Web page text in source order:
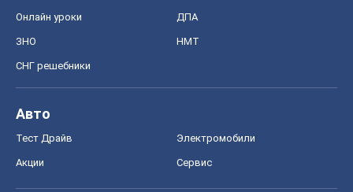
Онлайн уроки ДПА
ЗНО НМТ
СНГ решебники
Авто
Тест Драйв Электромобили
Акции Сервис